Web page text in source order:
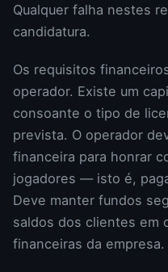
Qualquer falha nestes
candidatura.
Os requisitos
operador. Existe um
consoante o tipo de
prevista. O operador
financeira para honrar
jogadores — isto é,
Deve manter fundos
saldos dos clientes em
financeiras da empresa.